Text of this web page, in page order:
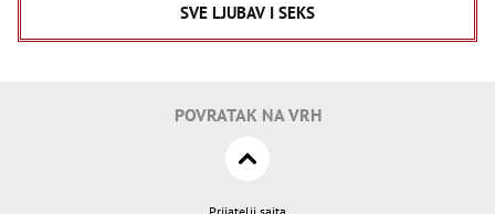
SVE LJUBAV I SEKS
POVRATAK NA VRH